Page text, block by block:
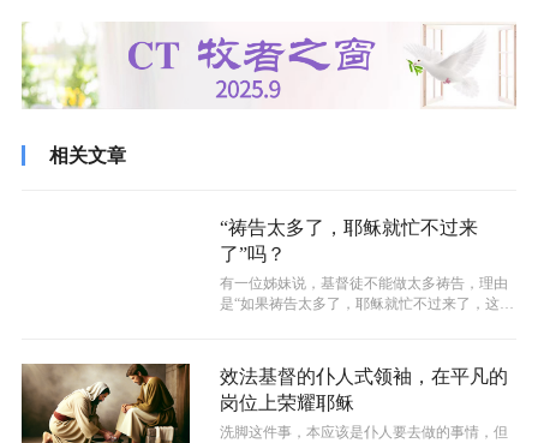
相关文章
“祷告太多了，耶稣就忙不过来
了”吗？
有一位姊妹说，基督徒不能做太多祷告，理由
是“如果祷告太多了，耶稣就忙不过来了，这样
效法基督的仆人式领袖，在平凡的
岗位上荣耀耶稣
洗脚这件事，本应该是仆人要去做的事情，但